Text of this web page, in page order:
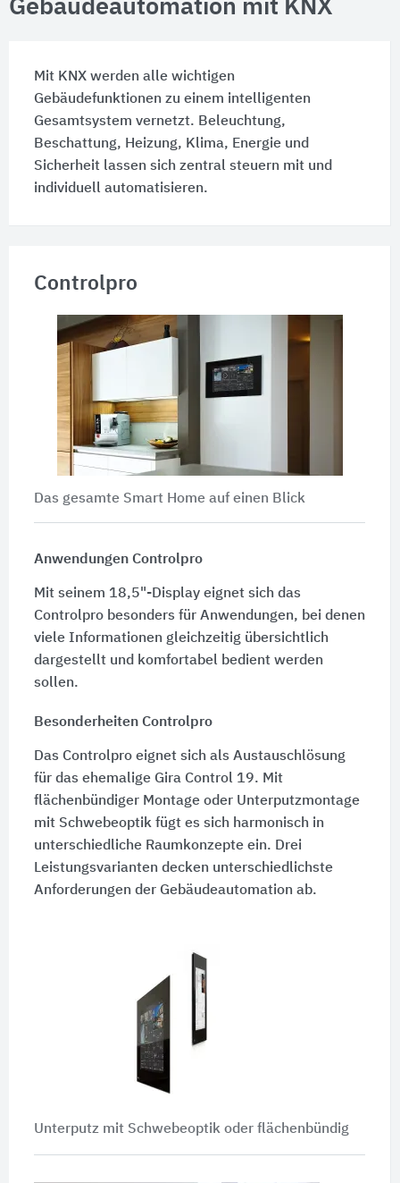
Gebäudeautomation mit KNX
Mit KNX werden alle wichtigen
Gebäudefunktionen zu einem intelligenten
Gesamtsystem vernetzt. Beleuchtung,
Beschattung, Heizung, Klima, Energie und
Sicherheit lassen sich zentral steuern mit und
individuell automatisieren.
Controlpro
Das gesamte Smart Home auf einen Blick
Anwendungen Controlpro
Mit seinem 18,5"-Display eignet sich das
Controlpro besonders für Anwendungen, bei denen
viele Informationen gleichzeitig übersichtlich
dargestellt und komfortabel bedient werden
sollen.
Besonderheiten Controlpro
Das Controlpro eignet sich als Austauschlösung
für das ehemalige Gira Control 19. Mit
flächenbündiger Montage oder Unterputzmontage
mit Schwebeoptik fügt es sich harmonisch in
unterschiedliche Raumkonzepte ein. Drei
Leistungsvarianten decken unterschiedlichste
Anforderungen der Gebäudeautomation ab.
Unterputz mit Schwebeoptik oder flächenbündig